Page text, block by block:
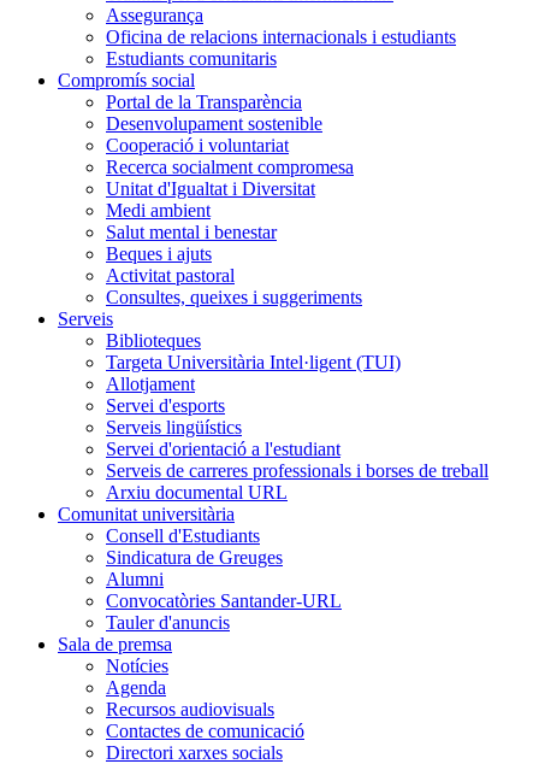
Assegurança
Oficina de relacions internacionals i estudiants
Estudiants comunitaris
Compromís social
Portal de la Transparència
Desenvolupament sostenible
Cooperació i voluntariat
Recerca socialment compromesa
Unitat d'Igualtat i Diversitat
Medi ambient
Salut mental i benestar
Beques i ajuts
Activitat pastoral
Consultes, queixes i suggeriments
Serveis
Biblioteques
Targeta Universitària Intel·ligent (TUI)
Allotjament
Servei d'esports
Serveis lingüístics
Servei d'orientació a l'estudiant
Serveis de carreres professionals i borses de treball
Arxiu documental URL
Comunitat universitària
Consell d'Estudiants
Sindicatura de Greuges
Alumni
Convocatòries Santander-URL
Tauler d'anuncis
Sala de premsa
Notícies
Agenda
Recursos audiovisuals
Contactes de comunicació
Directori xarxes socials